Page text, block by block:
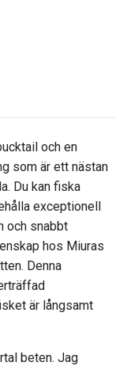
och en
som är ett nästan
Du kan fiska
exceptionell
och snabbt
hos Miuras
Denna
är långsamt
beten. Jag